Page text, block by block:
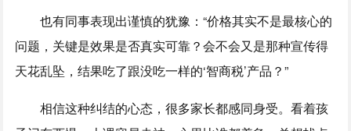
也有同事表现出谨慎的犹豫：“价格其实不是最核心的
问题，关键是效果是否真实可靠？会不会又是那种宣传得
天花乱坠，结果吃了跟没吃一样的‘智商税’产品？”
相信这种纠结的心态，很多家长都感同身受。看着孩